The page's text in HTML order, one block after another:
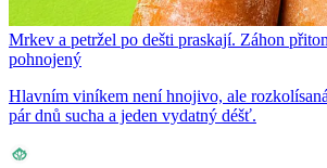
Mrkev a petržel po dešti praskají. Záhon
pohnojený
Hlavním viníkem není hnojivo, ale
pár dnů sucha a jeden vydatný déšť.